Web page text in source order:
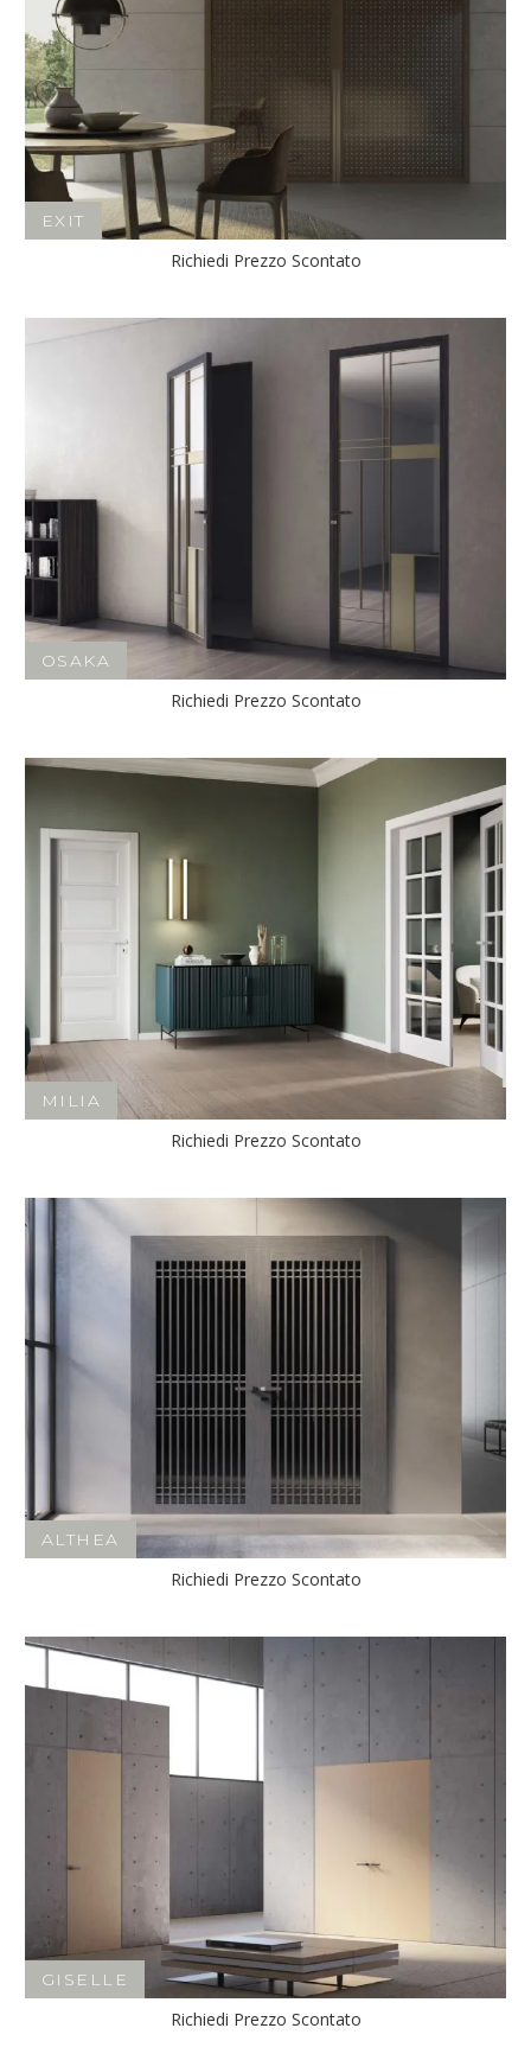
EXIT
Richiedi Prezzo Scontato
OSAKA
Richiedi Prezzo Scontato
MILIA
Richiedi Prezzo Scontato
ALTHEA
Richiedi Prezzo Scontato
GISELLE
Richiedi Prezzo Scontato